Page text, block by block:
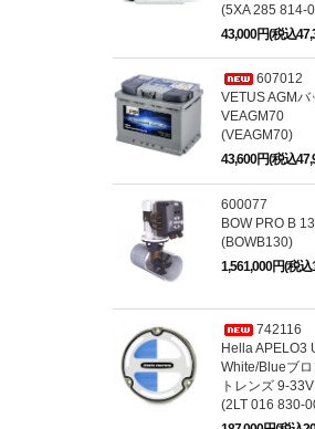
(5XA 285 814-
43,000円(税込
607012
VETUS AGMバ
VEAGM70
(VEAGM70)
43,600円(税込
600077
BOW PRO B
(BOWB130)
1,561,000円(税込
742116
Hella APELO3
White/Blueブ
トレンズ 9-
(2LT 016 830-